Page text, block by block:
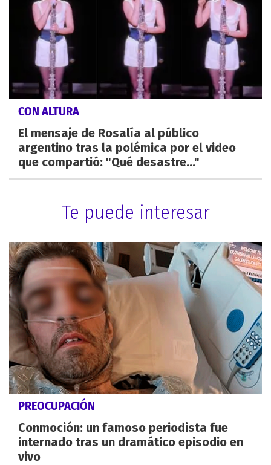
CON ALTURA
El mensaje de Rosalía al público
argentino tras la polémica por el video
que compartió: "Qué desastre..."
Te puede interesar
PREOCUPACIÓN
Conmoción: un famoso periodista fue
internado tras un dramático episodio en
vivo